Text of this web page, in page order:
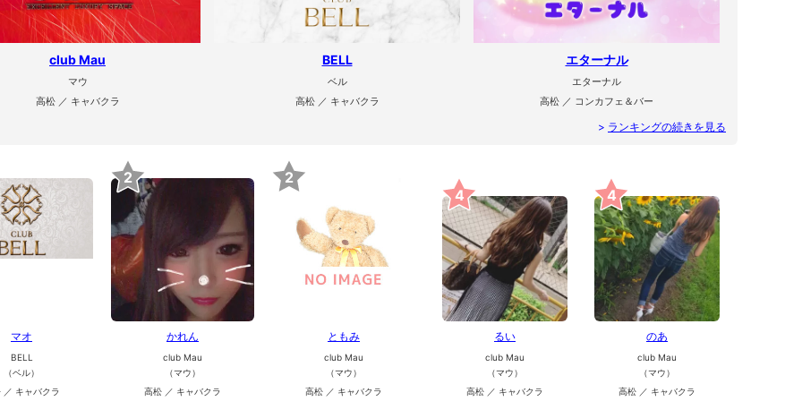
club Mau
マウ
高松 ／ キャバクラ
BELL
ベル
高松 ／ キャバクラ
エターナル
エターナル
高松 ／ コンカフェ＆バー
> ランキングの続きを見る
マオ
BELL
（ベル）
／ キャバクラ
2
かれん
club Mau
（マウ）
高松 ／ キャバクラ
2
ともみ
club Mau
（マウ）
高松 ／ キャバクラ
4
るい
club Mau
（マウ）
高松 ／ キャバクラ
4
のあ
club Mau
（マウ）
高松 ／ キャバクラ